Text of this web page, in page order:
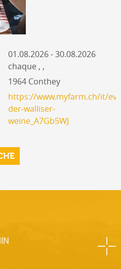
01.08.2026 - 30.08.2026
chaque , ,
1964 Conthey
https://www.myfarm.ch/it/
der-walliser-
weine_A7Gb5WJ